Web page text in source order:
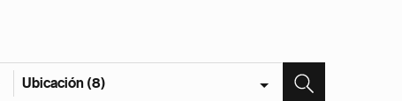
Ubicación (8)